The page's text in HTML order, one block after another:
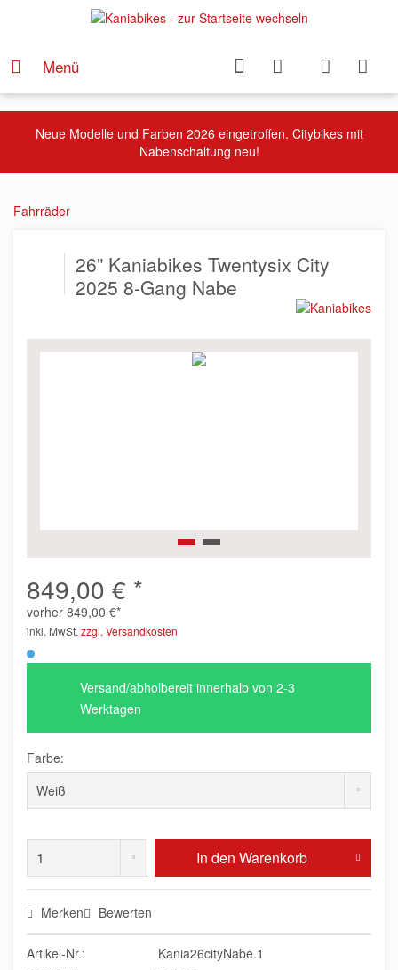
Menü
Neue Modelle und Farben 2026 eingetroffen. Citybikes mit
Nabenschaltung neu!
Fahrräder
26" Kaniabikes Twentysix City
2025 8-Gang Nabe
849,00 € *
vorher 849,00 €*
inkl. MwSt. zzgl. Versandkosten
Versand/abholbereit innerhalb von 2-3
Werktagen
Farbe:
In den Warenkorb
Merken Bewerten
Artikel-Nr.:
Kania26cityNabe.1